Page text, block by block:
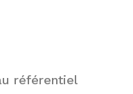
référentiel